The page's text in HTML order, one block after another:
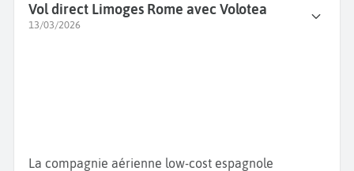
Vol direct Limoges Rome avec Volotea
13/03/2026
La compagnie aérienne low-cost espagnole